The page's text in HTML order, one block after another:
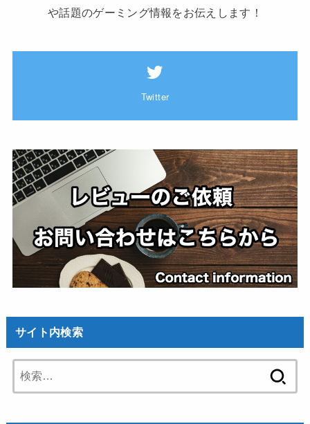
や話題のゲーミング情報をお伝えします！
Twitter
サイト内検索
索: